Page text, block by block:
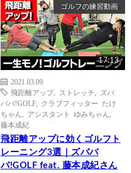
ゴルフの練習動画
17:13
2021.03.09
飛距離アップ, ストレッチ
ズバ
ババ!GOLF, クラブフィッター たけ
ちゃん
アシスタント ゆみちゃん
藤本成紀
飛距離アップに効くゴルフト
レーニング3選｜ズババ
バ!GOLF feat. 藤本成紀さん